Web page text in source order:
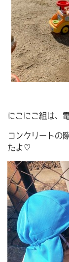
にこにこ組は、
コンクリートの
たよ♡